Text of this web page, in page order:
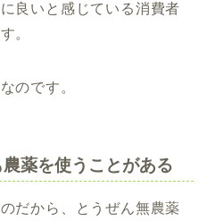
良いと感じている消費者
。
のです。
薬を使うことがある
だから、とうぜん無農薬